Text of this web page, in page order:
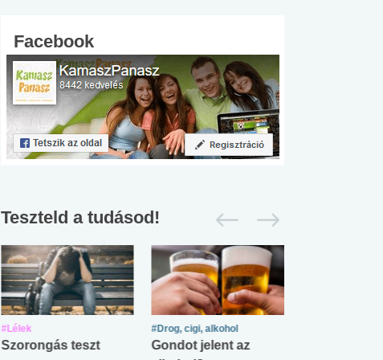
Facebook
Teszteld a tudásod!
#Lélek
Szorongás teszt
#Drog, cigi, alkohol
Gondot jelent az